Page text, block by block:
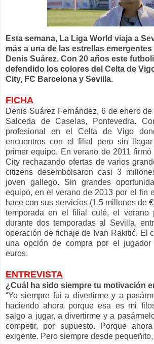
Esta semana, La Liga World viaja a
más a una de las estrellas
Denis Suárez. Con 20 años este
defendido los colores del Celta de
City, FC Barcelona y Sevilla.
FICHA
Denis Suárez Fernández, 6 de enero
Salceda de Caselas, Pontevedra.
profesional en el Celta de Vigo
encuentros con el filial pero sin
primer equipo. En verano de 2011
City rechazando ofertas de varios
citizens desembolsaron casi 3
joven gallego. Sin grandes
equipo, en el verano de 2013 por el fin
hace con sus servicios (1.5 millones de
temporada en el filial culé, el verano
durante dos temporadas al Sevilla,
operación de fichaje de Ivan Rakitić. El
una opción de compra por el
euros.
ENTREVISTA
¿Cuál ha sido siempre tu motivación
“Yo siempre fui a divertirme y a
haciendo ahora porque esa es mi
salgo a jugar, a divertirme y a
competir, por supuesto. Porque
exigente. Pero siempre desde pequeñito,